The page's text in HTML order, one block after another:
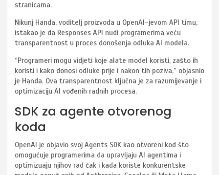
stranicama.
Nikunj Handa, voditelj proizvoda u OpenAI-jevom API timu,
istakao je da Responses API nudi programerima veću
transparentnost u proces donošenja odluka AI modela.
“Programeri mogu vidjeti koje alate model koristi, zašto ih
koristi i kako donosi odluke prije i nakon tih poziva,” objasnio
je Handa. Ova transparentnost ključna je za razumijevanje i
optimizaciju AI vođenih radnih procesa.
SDK za agente otvorenog
koda
OpenAI je objavio svoj Agents SDK kao otvoreni kod što
omogućuje programerima da upravljaju AI agentima i
optimizuaju njihov rad čak i kada koriste konkurentske